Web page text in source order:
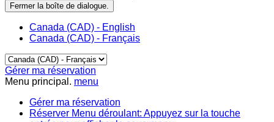
Fermer la boîte de dialogue.
Canada (CAD) - English
Canada (CAD) - Français
Gérer ma réservation
Menu principal. menu
Gérer ma réservation
Réserver Menu déroulant: Appuyez sur la touche